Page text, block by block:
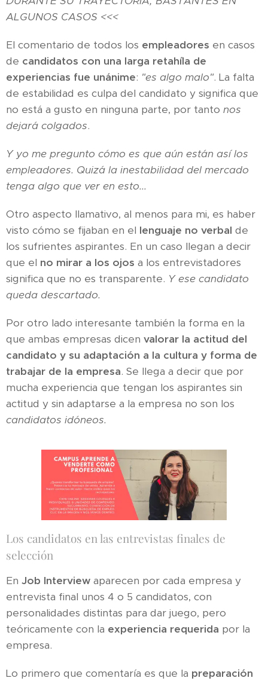
ALGUNOS CASOS <<<
El comentario de todos los empleadores en casos
de candidatos con una larga retahíla de
experiencias fue unánime: "es algo malo". La falta
de estabilidad es culpa del candidato y significa que
no está a gusto en ninguna parte, por tanto nos
dejará colgados.
Y yo me pregunto cómo es que aún están así los
empleadores. Quizá la inestabilidad del mercado
tenga algo que ver en esto...
Otro aspecto llamativo, al menos para mi, es haber
visto cómo se fijaban en el lenguaje no verbal de
los sufrientes aspirantes. En un caso llegan a decir
que el no mirar a los ojos a los entrevistadores
significa que no es transparente. Y ese candidato
queda descartado.
Por otro lado interesante también la forma en la
que ambas empresas dicen valorar la actitud del
candidato y su adaptación a la cultura y forma de
trabajar de la empresa. Se llega a decir que por
mucha experiencia que tengan los aspirantes sin
actitud y sin adaptarse a la empresa no son los
candidatos idóneos.
Los candidatos en las entrevistas finales de
selección
En Job Interview aparecen por cada empresa y
entrevista final unos 4 o 5 candidatos, con
personalidades distintas para dar juego, pero
teóricamente con la experiencia requerida por la
empresa.
Lo primero que comentaría es que la preparación